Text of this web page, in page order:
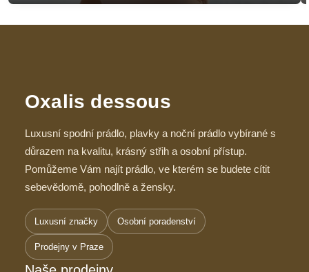
Oxalis dessous
Luxusní spodní prádlo, plavky a noční prádlo vybírané s
důrazem na kvalitu, krásný střih a osobní přístup.
Pomůžeme Vám najít prádlo, ve kterém se budete cítit
sebevědomě, pohodlně a žensky.
Luxusní značky Osobní poradenství
Prodejny v Praze